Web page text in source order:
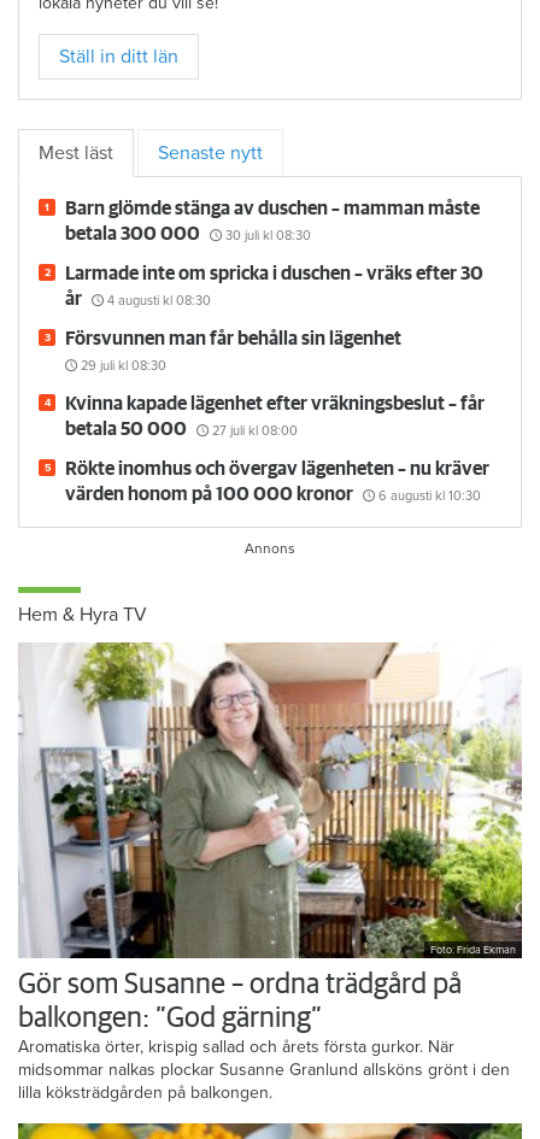
Ställ in ditt län
Mest läst Senaste nytt
Barn glömde stänga av duschen – mamman måste
betala 300 000
30 juli kl 08:30
Larmade inte om spricka i duschen – vräks efter 30
år
4 augusti kl 08:30
Försvunnen man får behålla sin lägenhet
29 juli kl 08:30
Kvinna kapade lägenhet efter vräkningsbeslut – får
betala 50 000
27 juli kl 08:00
Rökte inomhus och övergav lägenheten – nu kräver
värden honom på 100 000 kronor
6 augusti kl 10:30
Hem & Hyra TV
Foto: Frida Ekman
Gör som Susanne – ordna trädgård på
balkongen: ”God gärning”
Aromatiska örter, krispig sallad och årets första gurkor. När
midsommar nalkas plockar Susanne Granlund allsköns grönt i den
lilla köksträdgården på balkongen.